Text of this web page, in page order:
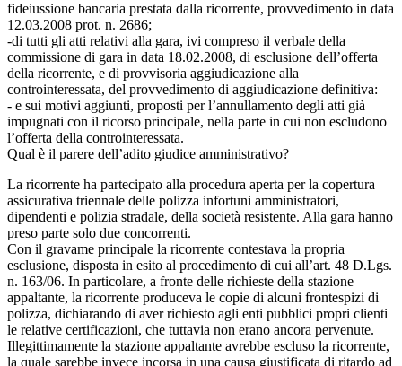
fideiussione bancaria prestata dalla ricorrente, provvedimento in data
12.03.2008 prot. n. 2686;
-di tutti gli atti relativi alla gara, ivi compreso il verbale della
commissione di gara in data 18.02.2008, di esclusione dell’offerta
della ricorrente, e di provvisoria aggiudicazione alla
controinteressata, del provvedimento di aggiudicazione definitiva:
- e sui motivi aggiunti, proposti per l’annullamento degli atti già
impugnati con il ricorso principale, nella parte in cui non escludono
l’offerta della controinteressata.
Qual è il parere dell’adito giudice amministrativo?
La ricorrente ha partecipato alla procedura aperta per la copertura
assicurativa triennale delle polizza infortuni amministratori,
dipendenti e polizia stradale, della società resistente. Alla gara hanno
preso parte solo due concorrenti.
Con il gravame principale la ricorrente contestava la propria
esclusione, disposta in esito al procedimento di cui all’art. 48 D.Lgs.
n. 163/06. In particolare, a fronte delle richieste della stazione
appaltante, la ricorrente produceva le copie di alcuni frontespizi di
polizza, dichiarando di aver richiesto agli enti pubblici propri clienti
le relative certificazioni, che tuttavia non erano ancora pervenute.
Illegittimamente la stazione appaltante avrebbe escluso la ricorrente,
la quale sarebbe invece incorsa in una causa giustificata di ritardo ad